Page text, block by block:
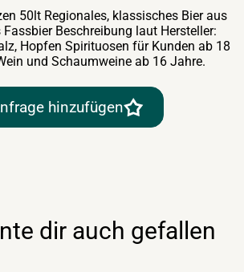
50lt Regionales, klassisches Bier aus
Fassbier Beschreibung laut Hersteller:
Hopfen Spirituosen für Kunden ab 18
und Schaumweine ab 16 Jahre.
hinzufügen
dir auch gefallen